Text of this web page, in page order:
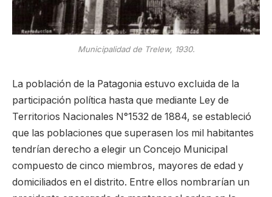
Municipalidad de Trelew, 1930.
La población de la Patagonia estuvo excluida de la
participación política hasta que mediante Ley de
Territorios Nacionales N°1532 de 1884, se estableció
que las poblaciones que superasen los mil habitantes
tendrían derecho a elegir un Concejo Municipal
compuesto de cinco miembros, mayores de edad y
domiciliados en el distrito. Entre ellos nombrarían un